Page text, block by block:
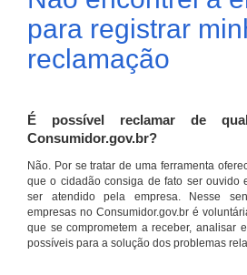
para registrar
reclamação
É possível reclamar de
Consumidor.gov.br?
Não. Por se tratar de uma ferramenta
que o cidadão consiga de fato ser ouvido
ser atendido pela empresa. Nesse
empresas no Consumidor.gov.br é
que se comprometem a receber, analisar
possíveis para a solução dos problemas